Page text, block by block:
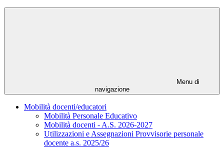
Menu di
navigazione
Mobilità docenti/educatori
Mobilità Personale Educativo
Mobilità docenti - A.S. 2026-2027
Utilizzazioni e Assegnazioni Provvisorie personale
docente a.s. 2025/26